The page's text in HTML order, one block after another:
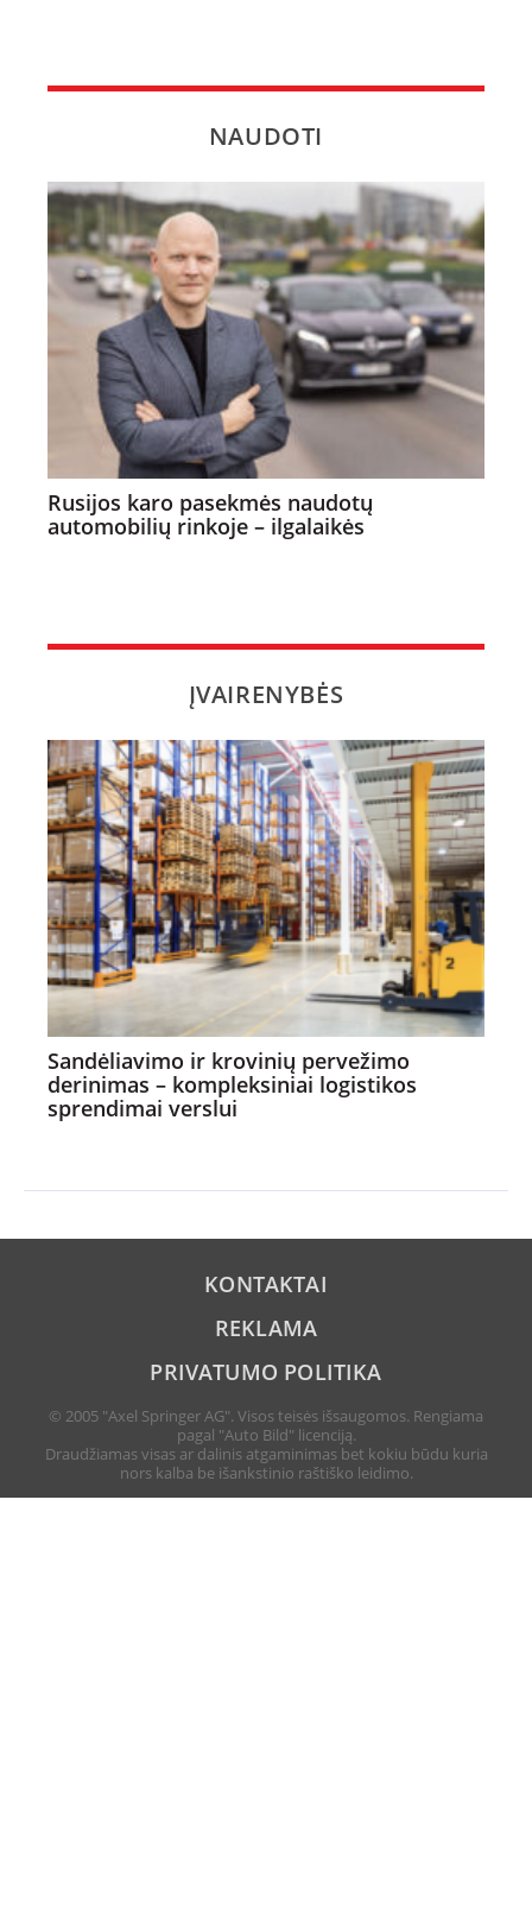
NAUDOTI
Rusijos karo pasekmės naudotų
automobilių rinkoje – ilgalaikės
ĮVAIRENYBĖS
Sandėliavimo ir krovinių pervežimo
derinimas – kompleksiniai logistikos
sprendimai verslui
KONTAKTAI
REKLAMA
PRIVATUMO POLITIKA
© 2005 "Axel Springer AG". Visos teisės išsaugomos. Rengiama
pagal "Auto Bild" licenciją.
Draudžiamas visas ar dalinis atgaminimas bet kokiu būdu kuria
nors kalba be išankstinio raštiško leidimo.